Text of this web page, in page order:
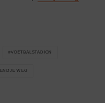
VOETBALSTADION
WEG